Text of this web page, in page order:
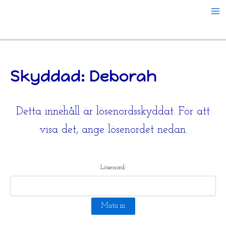
Skyddad: Deborah
Detta innehåll är lösenordsskyddat. För att
visa det, ange lösenordet nedan.
Lösenord: